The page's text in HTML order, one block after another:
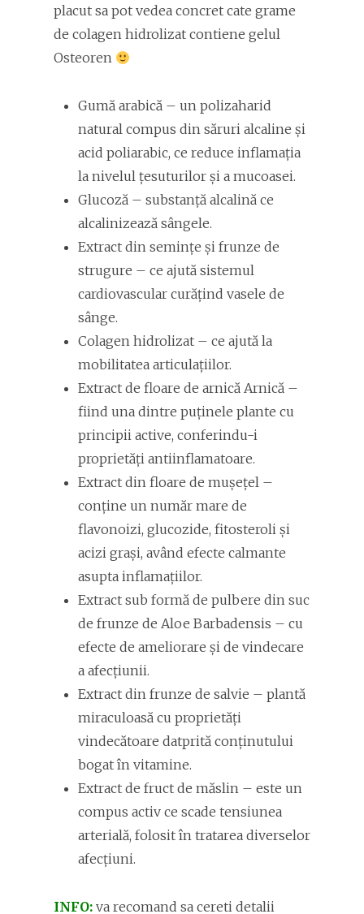
placut sa pot vedea concret cate grame
de colagen hidrolizat contiene gelul
Osteoren
Gumă arabică – un polizaharid
natural compus din săruri alcaline și
acid poliarabic, ce reduce inflamația
la nivelul țesuturilor și a mucoasei.
Glucoză – substanță alcalină ce
alcalinizează sângele.
Extract din semințe și frunze de
strugure – ce ajută sistemul
cardiovascular curățind vasele de
sânge.
Colagen hidrolizat – ce ajută la
mobilitatea articulațiilor.
Extract de floare de arnică Arnică –
fiind una dintre puținele plante cu
principii active, conferindu-i
proprietăți antiinflamatoare.
Extract din floare de mușețel –
conține un număr mare de
flavonoizi, glucozide, fitosteroli și
acizi grași, având efecte calmante
asupta inflamațiilor.
Extract sub formă de pulbere din suc
de frunze de Aloe Barbadensis – cu
efecte de ameliorare și de vindecare
a afecțiunii.
Extract din frunze de salvie – plantă
miraculoasă cu proprietăți
vindecătoare datprită conținutului
bogat în vitamine.
Extract de fruct de măslin – este un
compus activ ce scade tensiunea
arterială, folosit în tratarea diverselor
afecțiuni.
INFO: va recomand sa cereti detalii